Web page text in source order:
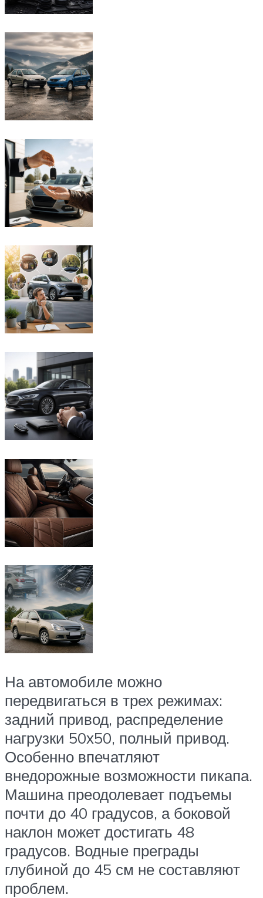
На автомобиле можно
передвигаться в трех режимах:
задний привод, распределение
нагрузки 50х50, полный привод.
Особенно впечатляют
внедорожные возможности пикапа.
Машина преодолевает подъемы
почти до 40 градусов, а боковой
наклон может достигать 48
градусов. Водные преграды
глубиной до 45 см не составляют
проблем.